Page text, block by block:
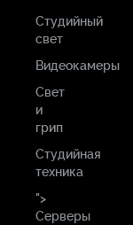
Студийный
свет
Видеокамеры
Свет
и
грип
Студийная
техника
">
Серверы